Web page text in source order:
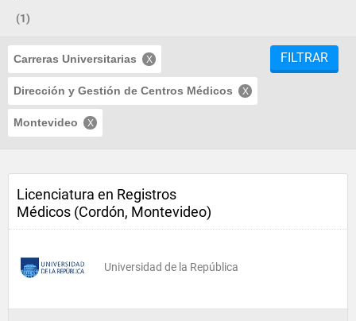
(1)
Carreras Universitarias
Dirección y Gestión de Centros Médicos
Montevideo
FILTRAR
Licenciatura en Registros
Médicos (Cordón, Montevideo)
Universidad de la República